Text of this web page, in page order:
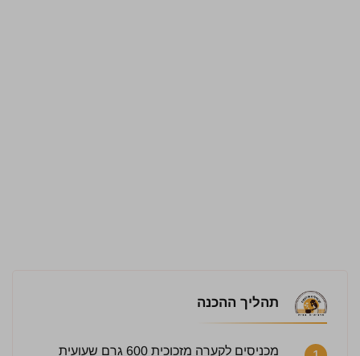
תהליך ההכנה
מכניסים לקערה מזכוכית 600 גרם שעועית